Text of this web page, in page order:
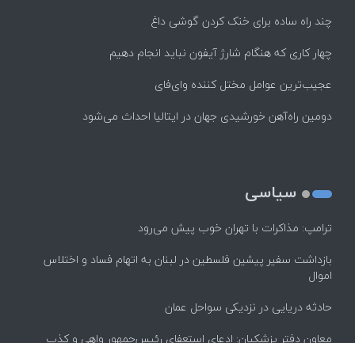
چند راه‌ ساده برای خنک کردن گوشی داغ
چهار کاری که هنگام شارژ آیفون نباید انجام دهیم
عجیب‌ترین عوامل مختل کننده وای‌فای
دومین راه‌آهن خورشیدی جهان در ایتالیا احداث می‌شود
سیاسی
ترامپ: مذاکرات با تهران خوب پیش می‌رود
بازداشت سفیر پیشین فلسطین در لبنان به اتهام فساد و اختلاس
اموال
حادثه دریایی در نزدیکی سواحل عمان
معاون دفتر پزشکیان: ادعای استعفای رئیس‌جمهور واهی و کذب